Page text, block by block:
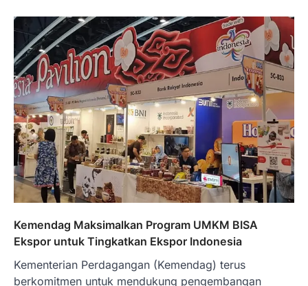
Kemendag Maksimalkan Program UMKM BISA
Ekspor untuk Tingkatkan Ekspor Indonesia
Kementerian Perdagangan (Kemendag) terus
berkomitmen untuk mendukung pengembangan